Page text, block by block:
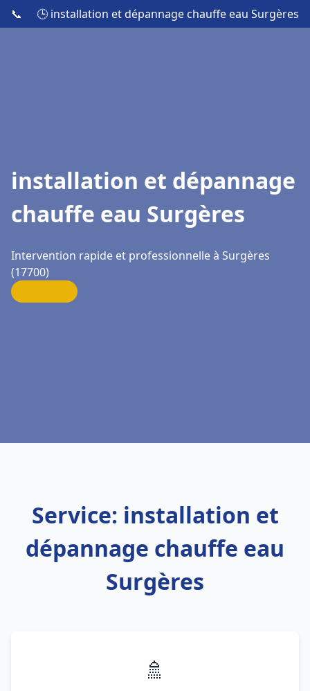
📞 🕒 installation et dépannage chauffe eau Surgères
installation et dépannage
chauffe eau Surgères
Intervention rapide et professionnelle à Surgères
(17700)
Service: installation et
dépannage chauffe eau
Surgères
🚿